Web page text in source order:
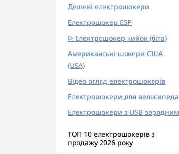
Дешеві електрошокери
Електрошокер ESP
ᐉ Електрошокер кийок (біта)
Американські шокери США
(USA)
Відео огляд електрошокерів
Електрошокери для велосипеда
Електрошокери з USB зарядним
ТОП 10 електрошокерів з
продажу 2026 року